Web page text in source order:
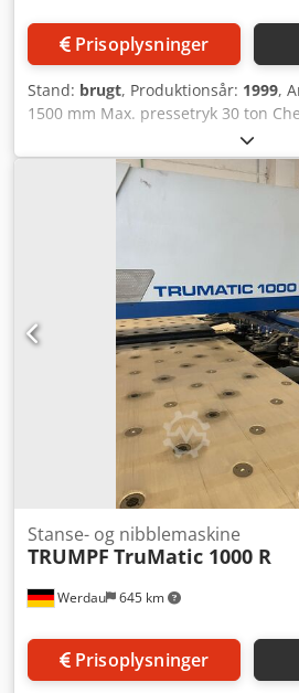
Prisoplysninger
Stand: brugt, Produktionsår: 1999,
1500 mm Max. pressetryk 30 ton
Antal stationer i revolver 21 stk.
stationer 10 stk. Max. pladetykkelse
pladestørrelse 3061 x 1528 mm
Styring: Siemens Sinumeric 840 D
Werdau 645 km
Stanse- og nibblemaskine
TRUMPF TruMatic 1000 R
Prisoplysninger